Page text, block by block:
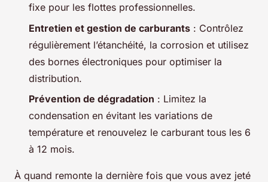
fixe pour les flottes professionnelles.
Entretien et gestion de carburants : Contrôlez
régulièrement l’étanchéité, la corrosion et utilisez
des bornes électroniques pour optimiser la
distribution.
Prévention de dégradation : Limitez la
condensation en évitant les variations de
température et renouvelez le carburant tous les 6
à 12 mois.
À quand remonte la dernière fois que vous avez jeté